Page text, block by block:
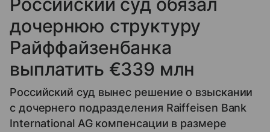
дочернюю структуру
Райффайзенбанка
выплатить €339 млн
Российский суд вынес решение о взыскании
с дочернего подразделения Raiffeisen Bank
International AG компенсации в размере